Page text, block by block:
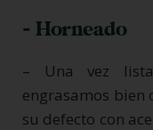
- Horneado
– Una vez
engrasamos bien
su defecto con